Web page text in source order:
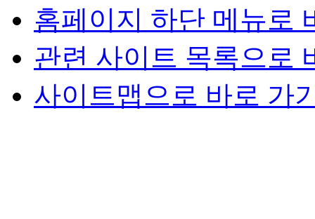
홈페이지 하단 메뉴로
관련 사이트 목록으로
사이트맵으로 바로 가